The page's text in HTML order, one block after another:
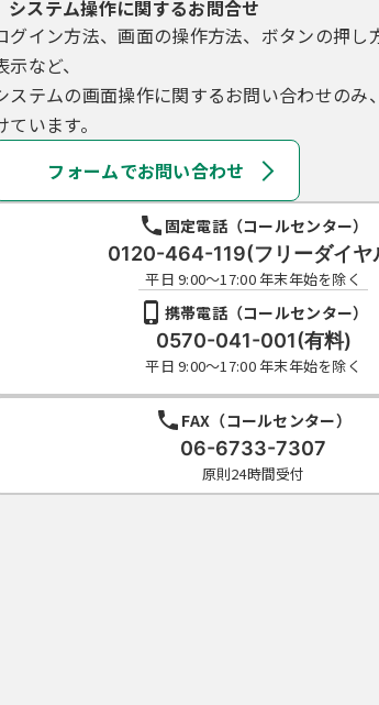
システム操作に関するお問合せ
グイン方法、画面の操作方法、ボタンの押し
示など、
ステムの画面操作に関するお問い合わせのみ
ています。
フォームでお問い合わせ
固定電話（コールセンター）
0120-464-119(フリーダイヤ
平日 9:00～17:00 年末年始を除く
携帯電話（コールセンター）
0570-041-001(有料)
平日 9:00～17:00 年末年始を除く
FAX（コールセンター）
06-6733-7307
原則24時間受付